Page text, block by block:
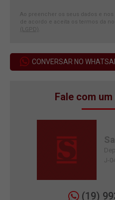
Ao preencher os seus dados e
de acordo e aceita os termos da
(LGPD)
CONVERSAR NO
Fale com
J-
(19)